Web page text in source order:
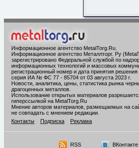
Информационное агентство MetalTorg.Ru
Информационное агентство Металлторг. Ру
зарегистрировано Федеральной службой по
информационных технологий и массовых
регистрационный номер и дата принятия решения
серия ИА № ФС 77 - 85704 от 03 августа 2023 г.
Новости, аналитика, цены, статистика рынка
драгоценных металлов.
Использование открытых материалов
гиперссылкой на MetalTorg.Ru
Мнение авторов материалов, размещаемых на
не совпадать с мнением редакции.
Контакты
Подписка Реклама
RSS ВКонтакте